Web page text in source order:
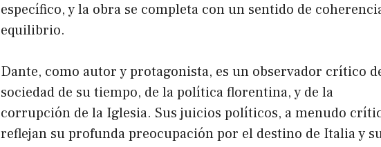
específico, y la obra se completa con un sentido de
equilibrio.
Dante, como autor y protagonista, es un observador crítico
sociedad de su tiempo, de la política florentina, y de la
corrupción de la Iglesia. Sus juicios políticos, a menudo
reflejan su profunda preocupación por el destino de Italia y